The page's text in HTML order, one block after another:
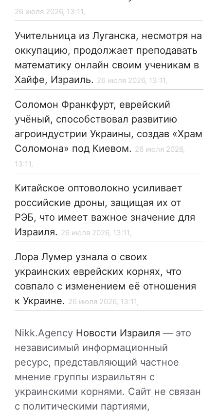
26 июля 2026, 13:11,
Учительница из Луганска, несмотря на
оккупацию, продолжает преподавать
математику онлайн своим ученикам в
Хайфе, Израиль. 26 июля 2026, 13:11,
Соломон Франкфурт, еврейский
учёный, способствовал развитию
агроиндустрии Украины, создав «Храм
Соломона» под Киевом. 26 июля 2026,
13:11,
Китайское оптоволокно усиливает
российские дроны, защищая их от
РЭБ, что имеет важное значение для
Израиля. 26 июля 2026, 13:11,
Лора Лумер узнала о своих
украинских еврейских корнях, что
совпало с изменением её отношения
к Украине. 26 июля 2026, 13:11,
Nikk.Agency Новости Израиля — это
независимый информационный
ресурс, представляющий частное
мнение группы израильтян с
украинскими корнями. Сайт не связан
с политическими партиями,